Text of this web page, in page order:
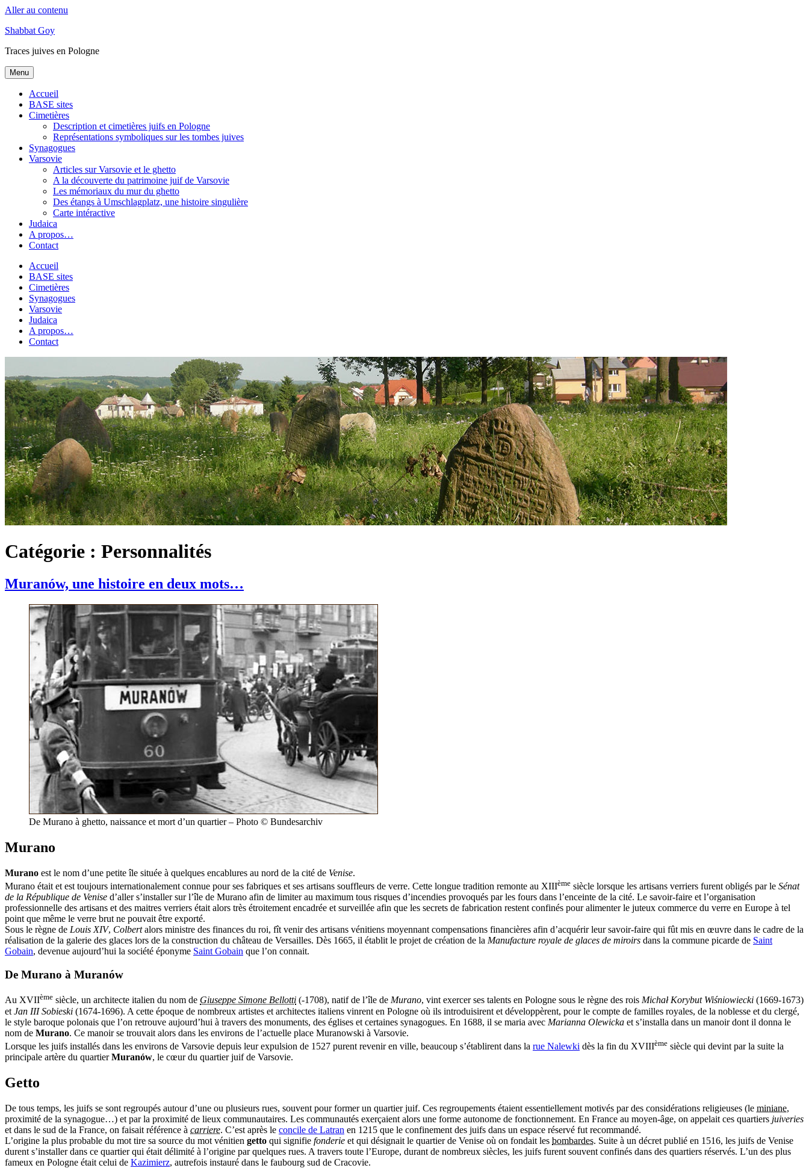
Aller au contenu
Shabbat Goy
Traces juives en Pologne
Menu
Accueil
BASE sites
Cimetières
Description et cimetières juifs en Pologne
Représentations symboliques sur les tombes juives
Synagogues
Varsovie
Articles sur Varsovie et le ghetto
A la découverte du patrimoine juif de Varsovie
Les mémoriaux du mur du ghetto
Des étangs à Umschlagplatz, une histoire singulière
Carte intéractive
Judaica
A propos…
Contact
Accueil
BASE sites
Cimetières
Synagogues
Varsovie
Judaica
A propos…
Contact
Catégorie : Personnalités
Muranów, une histoire en deux mots…
De Murano à ghetto, naissance et mort d’un quartier – Photo © Bundesarchiv
Murano
Murano est le nom d’une petite île située à quelques encablures au nord de la cité de Venise.
Murano était et est toujours internationalement connue pour ses fabriques et ses artisans souffleurs de verre. Cette longue tradition remonte au XIIIème siècle lorsque les artisans verriers furent obligés par le Sénat
de la République de Venise d’aller s’installer sur l’île de Murano afin de limiter au maximum tous risques d’incendies provoqués par les fours dans l’enceinte de la cité. Le savoir-faire et l’organisation
professionnelle des artisans et des maitres verriers était alors très étroitement encadrée et surveillée afin que les secrets de fabrication restent confinés pour alimenter le juteux commerce du verre en Europe à tel
point que même le verre brut ne pouvait être exporté.
Sous le règne de Louis XIV, Colbertalors ministre des finances du roi, fît venir des artisans vénitiens moyennant compensations financières afin d’acquérir leur savoir-faire qui fût mis en œuvre dans le cadre de la
réalisation de la galerie des glaces lors de la construction du château de Versailles. Dès 1665, il établit le projet de création de la Manufacture royale de glaces de miroirs dans la commune picarde de Saint
Gobain, devenue aujourd’hui la société éponyme Saint Gobain que l’on connait.
De Murano à Muranów
Au XVIIème siècle, un architecte italien du nom de Giuseppe Simone Bellotti (-1708), natif de l’île de Murano, vint exercer ses talents en Pologne sous le règne des rois Michał Korybut Wiśniowiecki (1669-1673)
et Jan III Sobieski (1674-1696). A cette époque de nombreux artistes et architectes italiens vinrent en Pologne où ils introduisirent et développèrent, pour le compte de familles royales, de la noblesse et du clergé,
le style baroque polonais que l’on retrouve aujourd’hui à travers des monuments, des églises et certaines synagogues. En 1688, il se maria avec Marianna Olewicka et s’installa dans un manoir dont il donna le
nom de Murano. Ce manoir se trouvait alors dans les environs de l’actuelle place Muranowski à Varsovie.
Lorsque les juifs installés dans les environs de Varsovie depuis leur expulsion de 1527 purent revenir en ville, beaucoup s’établirent dans la rue Nalewki dès la fin du XVIIIème siècle qui devint par la suite la
principale artère du quartierMuranów, le cœur du quartier juif de Varsovie.
Getto
De tous temps, les juifs se sont regroupés autour d’une ou plusieurs rues, souvent pour former un quartier juif. Ces regroupements étaient essentiellement motivés par des considérations religieuses (le miniane,
proximité de la synagogue…) et par la proximité de lieux communautaires. Les communautés exerçaient alors une forme autonome de fonctionnement. En France au moyen-âge, on appelait ces quartiers juiveries
et dans le sud de la France, on faisait référence à carriere. C’est après le concile de Latran en 1215 que le confinement des juifs dans un espace réservé fut recommandé.
L’origine la plus probable du mot tire sa source du mot vénitien getto qui signifie fonderie et qui désignait le quartier de Venise où on fondait les bombardes. Suite à un décret publié en 1516, les juifs de Venise
durent s’installer dans ce quartier qui était délimité à l’origine par quelques rues. A travers toute l’Europe, durant de nombreux siècles, les juifs furent souvent confinés dans des quartiers réservés. L’un des plus
fameux en Pologne était celui de Kazimierz, autrefois instauré dans le faubourg sud de Cracovie.